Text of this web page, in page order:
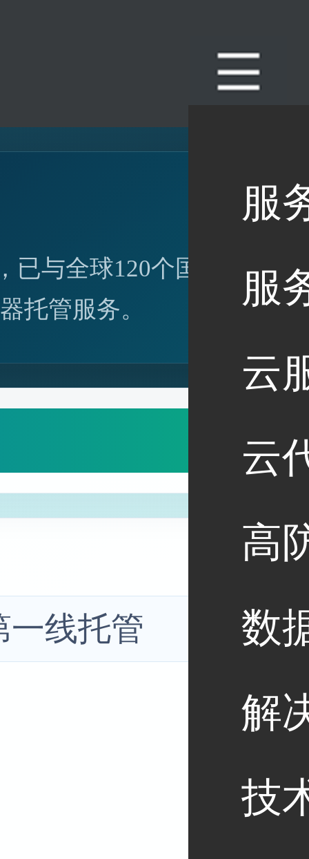
服
服
云
云
高
数
解
技
已与全球120个国家达
托管服务。
一线托管